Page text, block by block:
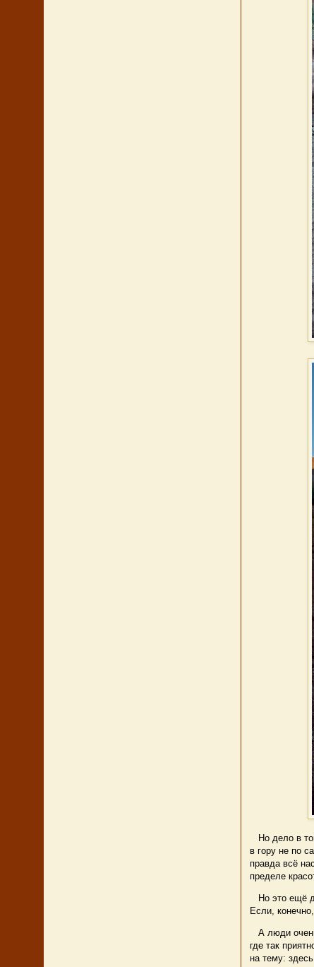
Но дело в
в гору не по
правда всё
пределе
Но это ещё
Если,
А люди
где так
на тему: